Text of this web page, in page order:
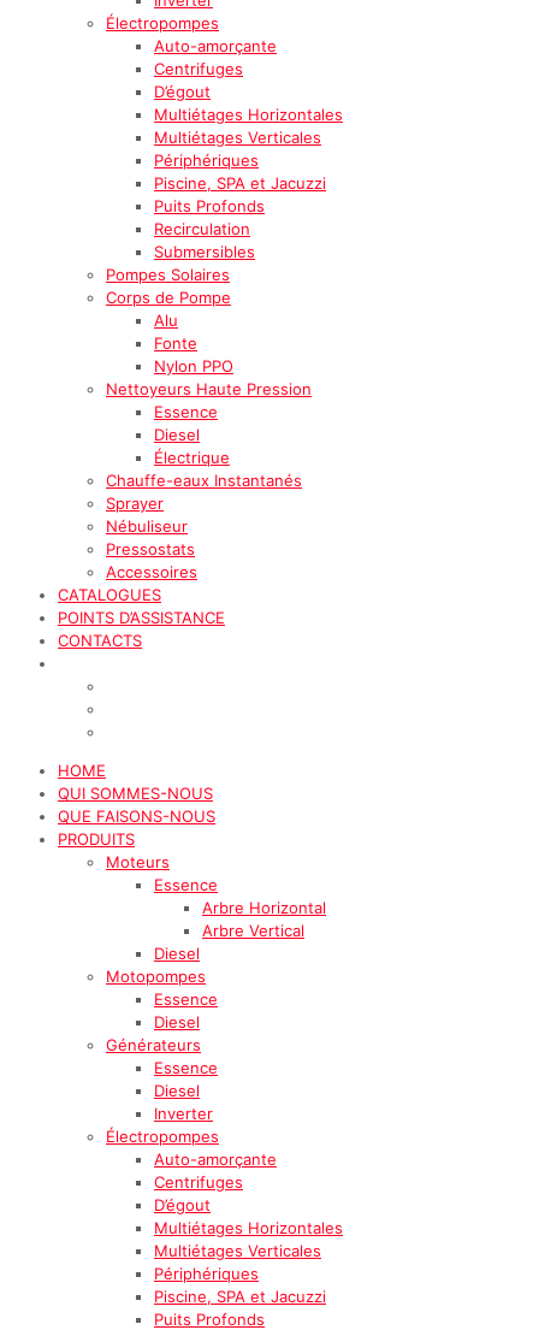
Électropompes
Auto-amorçante
Centrifuges
D’égout
Multiétages Horizontales
Multiétages Verticales
Périphériques
Piscine, SPA et Jacuzzi
Puits Profonds
Recirculation
Submersibles
Pompes Solaires
Corps de Pompe
Alu
Fonte
Nylon PPO
Nettoyeurs Haute Pression
Essence
Diesel
Électrique
Chauffe-eaux Instantanés
Sprayer
Nébuliseur
Pressostats
Accessoires
CATALOGUES
POINTS D’ASSISTANCE
CONTACTS
HOME
QUI SOMMES-NOUS
QUE FAISONS-NOUS
PRODUITS
Moteurs
Essence
Arbre Horizontal
Arbre Vertical
Diesel
Motopompes
Essence
Diesel
Générateurs
Essence
Diesel
Inverter
Électropompes
Auto-amorçante
Centrifuges
D’égout
Multiétages Horizontales
Multiétages Verticales
Périphériques
Piscine, SPA et Jacuzzi
Puits Profonds